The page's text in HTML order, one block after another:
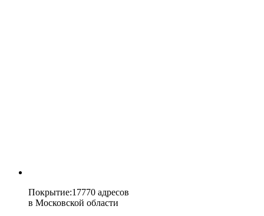
Покрытие:17770 адресов
в Московской области